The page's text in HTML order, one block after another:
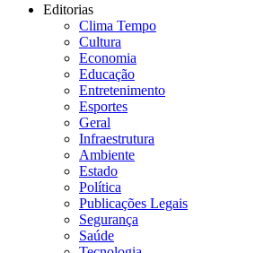
Editorias
Clima Tempo
Cultura
Economia
Educação
Entretenimento
Esportes
Geral
Infraestrutura
Ambiente
Estado
Política
Publicações Legais
Segurança
Saúde